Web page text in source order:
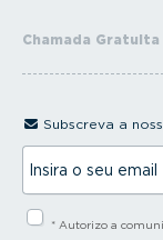
Chamada Gratuita
Subscreva a
s
* Autorizo a